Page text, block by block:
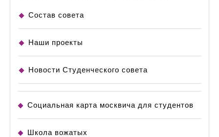
Состав совета
Наши проекты
Новости Студенческого совета
Социальная карта москвича для студентов
Школа вожатых